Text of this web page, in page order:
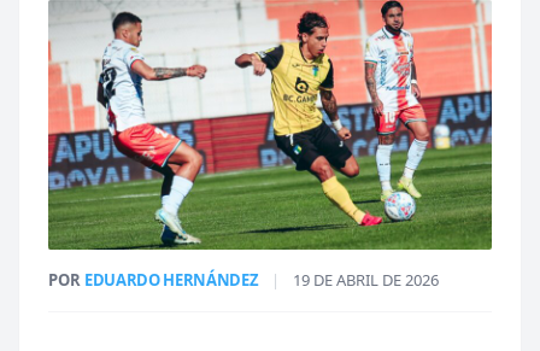
POR EDUARDO HERNÁNDEZ | 19 DE ABRIL DE 2026